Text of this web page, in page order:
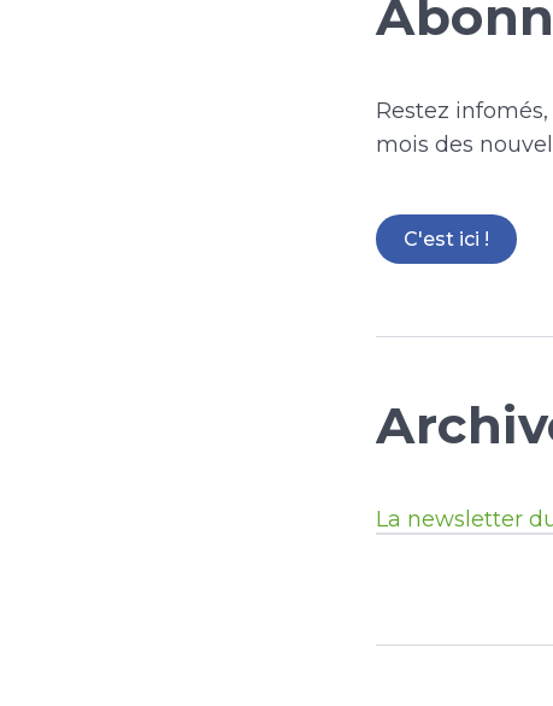
Restez
mois des
C'est ici !
La newsletter